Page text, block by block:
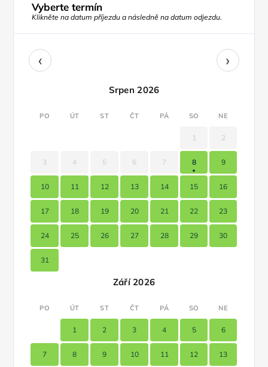
Vyberte termín
Klikněte na datum příjezdu a následně na datum odjezdu.
‹ ›
Srpen 2026
PO ÚT ST ČT PÁ SO NE
1 2
3 4 5 6 7 8 9
10 11 12 13 14 15 16
17 18 19 20 21 22 23
24 25 26 27 28 29 30
31
Září 2026
PO ÚT ST ČT PÁ SO NE
1 2 3 4 5 6
7 8 9 10 11 12 13